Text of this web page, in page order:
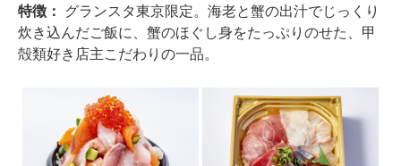
特徴： グランスタ東京限定。海老と蟹の出汁でじっくり
炊き込んだご飯に、蟹のほぐし身をたっぷりのせた、甲
殻類好き店主こだわりの一品。